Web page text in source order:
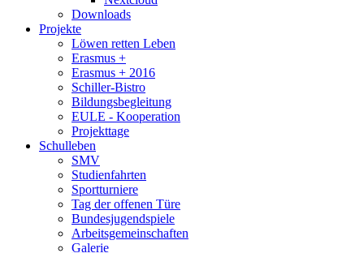
Downloads
Projekte
Löwen retten Leben
Erasmus +
Erasmus + 2016
Schiller-Bistro
Bildungsbegleitung
EULE - Kooperation
Projekttage
Schulleben
SMV
Studienfahrten
Sportturniere
Tag der offenen Türe
Bundesjugendspiele
Arbeitsgemeinschaften
Galerie